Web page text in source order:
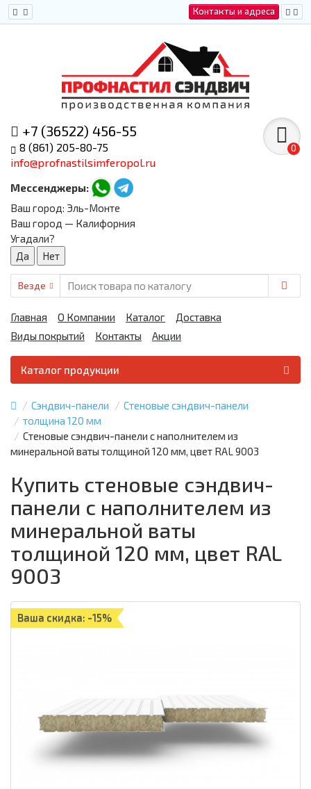
Контакты и адреса
+7 (36522) 456-55
8 (861) 205-80-75
info@profnastilsimferopol.ru
Мессенджеры:
0
Ваш город: Эль-Монте
Ваш город — Калифорния
Угадали?
Везде
Главная О Компании Каталог
Доставка
Виды покрытий
Контакты Акции
Каталог продукции
Сэндвич-панели
Стеновые сэндвич-панели
толщина 120 мм
Стеновые сэндвич-панели с наполнителем из
минеральной ваты толщиной 120 мм, цвет RAL 9003
Купить стеновые сэндвич-
панели с наполнителем из
минеральной ваты
толщиной 120 мм, цвет RAL
9003
Ваша скидка: -15%